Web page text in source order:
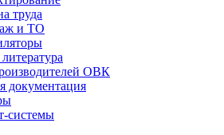
труда
и ТО
ОВК
документация
системы